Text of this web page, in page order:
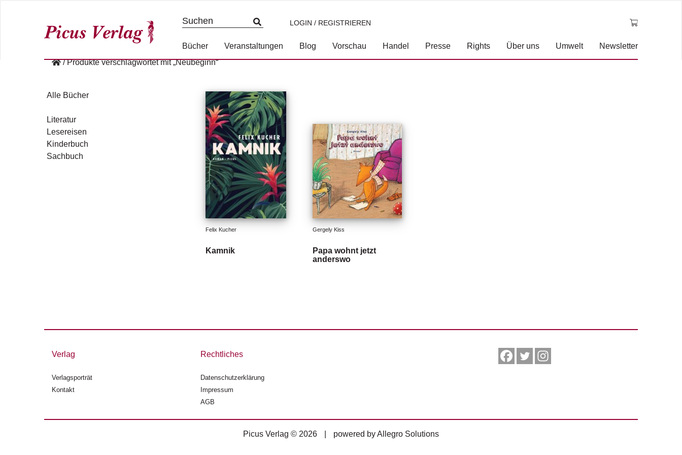
LOGIN / REGISTRIEREN
Bücher Veranstaltungen Blog Vorschau Handel Presse Rights Über uns Umwelt
Newsletter
/ Produkte verschlagwortet mit „Neubeginn“
Felix Kucher
Kamnik
Gergely Kiss
Papa wohnt jetzt
anderswo
Alle Bücher
Literatur
Lesereisen
Kinderbuch
Sachbuch
Verlag
Verlagsporträt
Kontakt
Rechtliches
Datenschutzerklärung
Impressum
AGB
Picus Verlag © 2026 powered byAllegro Solutions